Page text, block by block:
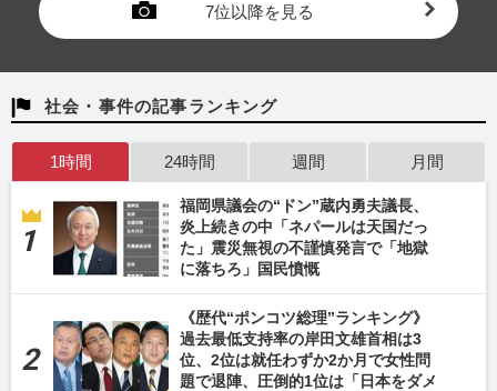
7位以降を見る
社会・事件の記事ランキング
1時間 24時間 週間 月間
福岡県議会の“ドン”蔵内勇夫議長、
炎上続きの中「ネパールは天国だっ
た」震災無視の不謹慎発言で「地獄
に落ちろ」国民憤慨
《歴代“ポンコツ総理”ランキング》
過去最低支持率の岸田文雄首相は3
位、2位は就任わずか2か月で女性問
題で退陣、圧倒的1位は「日本をダメ